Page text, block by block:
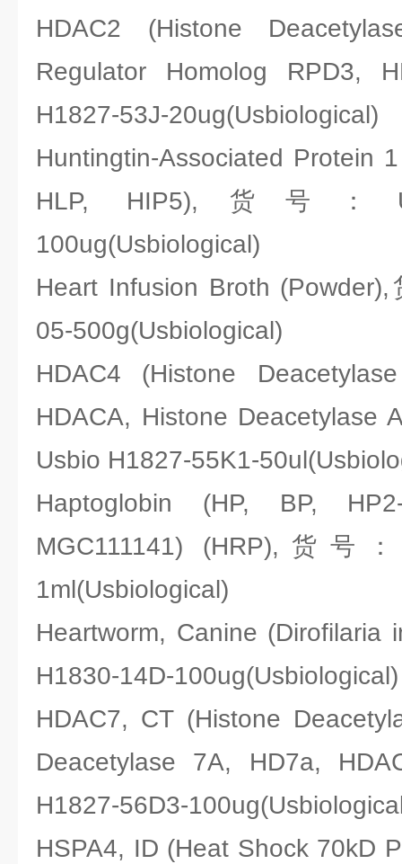
HDAC2 (Histone
Regulator Homolog RPD3,
H1827-53J-20ug(Usbiological)
Huntingtin-Associated Protein
HLP, HIP5),货号：
100ug(Usbiological)
Heart Infusion Broth
05-500g(Usbiological)
HDAC4 (Histone
HDACA, Histone Deacetylase
Usbio H1827-55K1-
Haptoglobin (HP, BP,
MGC111141) (HRP),货号：
1ml(Usbiological)
Heartworm, Canine (Dirofilaria
H1830-14D-100ug(Usbiological)
HDAC7, CT (Histone
Deacetylase 7A, HD7a,
H1827-56D3-
HSPA4, ID (Heat Shock 70kD